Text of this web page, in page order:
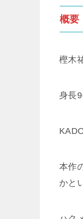
概要
樫木
身長
本作
かと